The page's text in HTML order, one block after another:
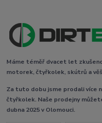
Máme téměř dvacet let
motorek, čtyřkolek, skútrů a
Za tuto dobu jsme prodali více
čtyřkolek. Naše prodejny
dubna 2025 v Olomouci.